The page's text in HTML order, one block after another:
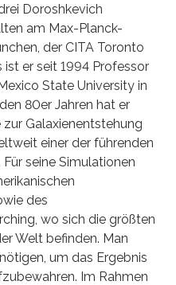
Doroshkevich
am Max-Planck-
der CITA Toronto
er seit 1994 Professor
State University in
80er Jahren hat er
Galaxienentstehung
einer der führenden
seine Simulationen
des
wo sich die größten
Welt befinden. Man
um das Ergebnis
Im Rahmen